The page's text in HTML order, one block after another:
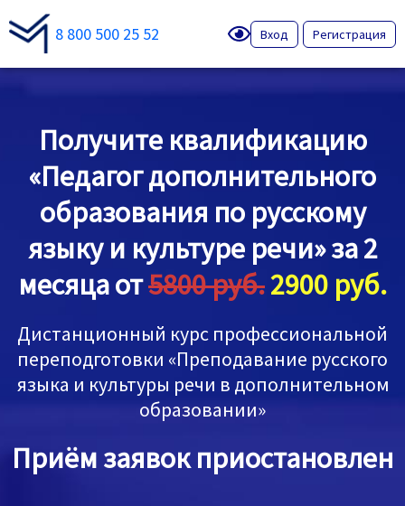
8 800 500 25 52 Вход Регистрация
Получите квалификацию
«Педагог дополнительного
образования по русскому
языку и культуре речи» за 2
месяца от5800 руб.2900 руб.
Дистанционный курс профессиональной
переподготовки «Преподавание русского
языка и культуры речи в дополнительном
образовании»
Приём заявок приостановлен